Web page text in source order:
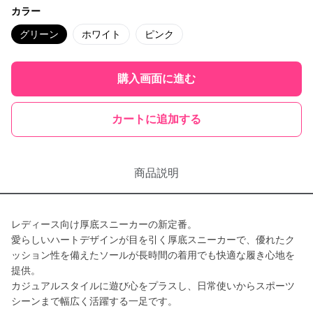
カラー
グリーン ホワイト ピンク
購入画面に進む
カートに追加する
商品説明
レディース向け厚底スニーカーの新定番。
愛らしいハートデザインが目を引く厚底スニーカーで、優れたク
ッション性を備えたソールが長時間の着用でも快適な履き心地を
提供。
カジュアルスタイルに遊び心をプラスし、日常使いからスポーツ
シーンまで幅広く活躍する一足です。